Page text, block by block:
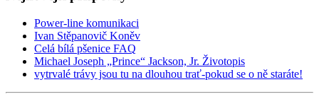
Power-line komunikaci
Ivan Stěpanovič Koněv
Celá bílá pšenice FAQ
Michael Joseph „Prince“ Jackson, Jr. Životopis
vytrvalé trávy jsou tu na dlouhou trať-pokud se o ně staráte!